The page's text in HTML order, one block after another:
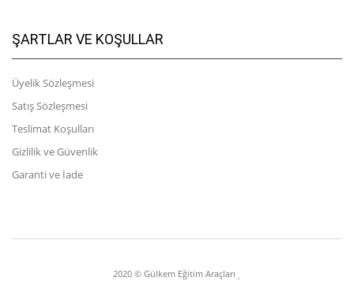
ŞARTLAR VE KOŞULLAR
Üyelik Sözleşmesi
Satış Sözleşmesi
Teslimat Koşulları
Gizlilik ve Güvenlik
Garanti ve İade
2020 © Gülkem Eğitim Araçları